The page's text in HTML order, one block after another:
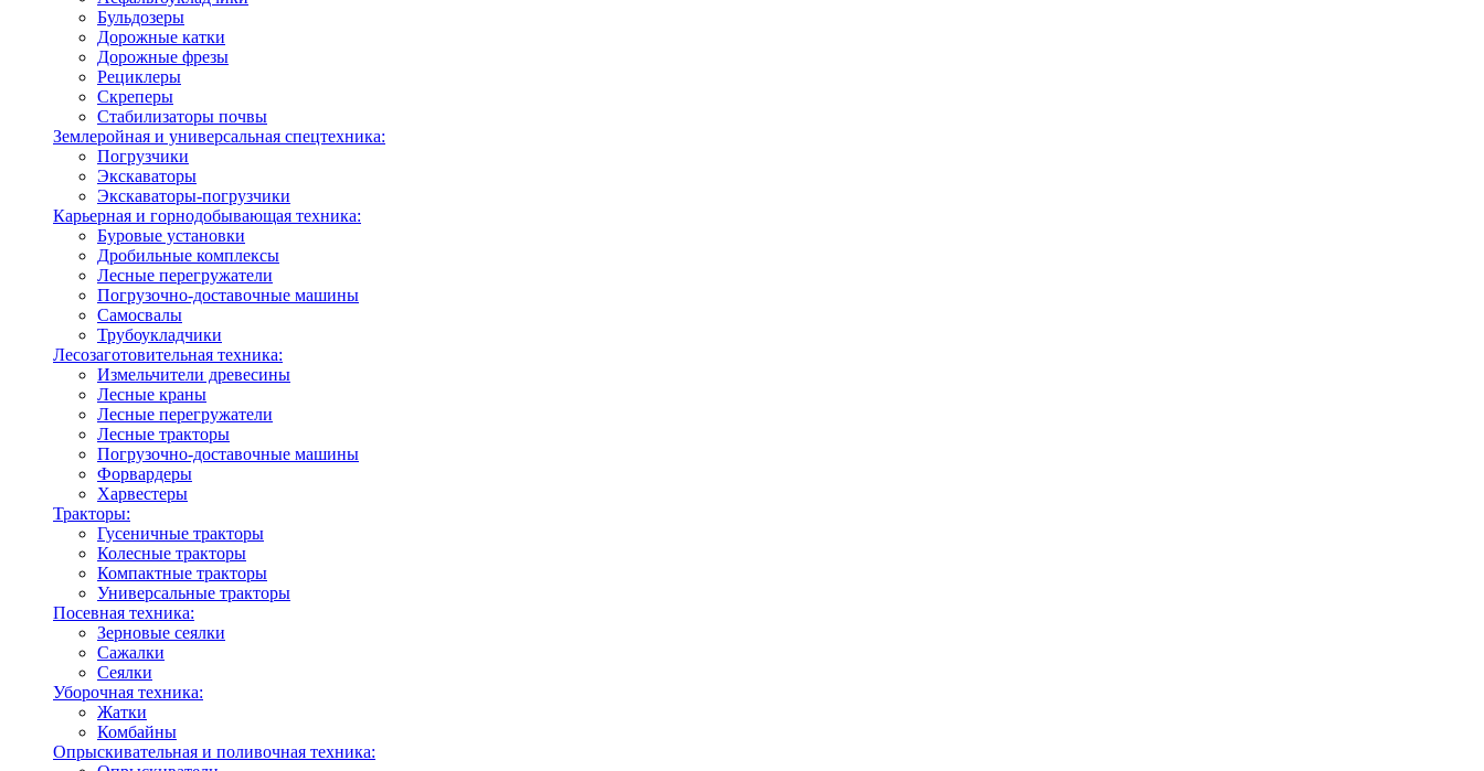
Бульдозеры
Дорожные катки
Дорожные фрезы
Рециклеры
Скреперы
Стабилизаторы почвы
Землеройная и универсальная спецтехника:
Погрузчики
Экскаваторы
Экскаваторы-погрузчики
Карьерная и горнодобывающая техника:
Буровые установки
Дробильные комплексы
Лесные перегружатели
Погрузочно-доставочные машины
Самосвалы
Трубоукладчики
Лесозаготовительная техника:
Измельчители древесины
Лесные краны
Лесные перегружатели
Лесные тракторы
Погрузочно-доставочные машины
Форвардеры
Харвестеры
Тракторы:
Гусеничные тракторы
Колесные тракторы
Компактные тракторы
Универсальные тракторы
Посевная техника:
Зерновые сеялки
Сажалки
Сеялки
Уборочная техника:
Жатки
Комбайны
Опрыскивательная и поливочная техника: